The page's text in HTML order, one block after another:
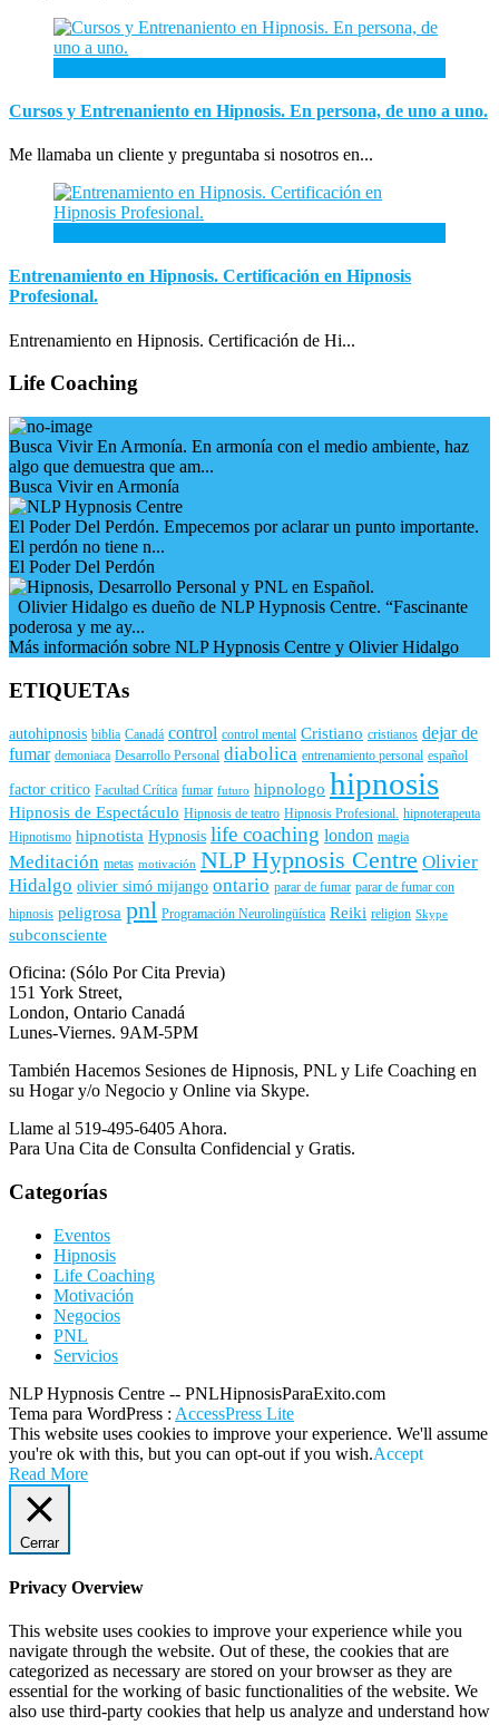
Cursos y Entrenaniento en Hipnosis. En persona, de uno a uno.
Me llamaba un cliente y preguntaba si nosotros en...
Entrenamiento en Hipnosis. Certificación en Hipnosis
Profesional.
Entrenamiento en Hipnosis. Certificación de Hi...
Life Coaching
Busca Vivir En Armonía. En armonía con el medio ambiente, haz
algo que demuestra que am...
Busca Vivir en Armonía
El Poder Del Perdón. Empecemos por aclarar un punto importante.
El perdón no tiene n...
El Poder Del Perdón
Olivier Hidalgo es dueño de NLP Hypnosis Centre. “Fascinante
poderosa y me ay...
Más información sobre NLP Hypnosis Centre y Olivier Hidalgo
ETIQUETAs
autohipnosis biblia Canadá control control mental Cristiano cristianos dejar de
fumar demoniaca Desarrollo Personal diabolica entrenamiento personal español
factor critico Facultad Crítica fumar futuro hipnologo hipnosis
Hipnosis de Espectáculo Hipnosis de teatro Hipnosis Profesional. hipnoterapeuta
Hipnotismo hipnotista Hypnosis life coaching london magia
Meditación metas motivación NLP Hypnosis Centre Olivier
Hidalgo olivier simó mijango ontario parar de fumar parar de fumar con
hipnosis peligrosa pnl Programación Neurolingüística Reiki religion Skype
subconsciente
Oficina: (Sólo Por Cita Previa)
151 York Street,
London, Ontario Canadá
Lunes-Viernes. 9AM-5PM
También Hacemos Sesiones de Hipnosis, PNL y Life Coaching en
su Hogar y/o Negocio y Online via Skype.
Llame al 519-495-6405 Ahora.
Para Una Cita de Consulta Confidencial y Gratis.
Categorías
Eventos
Hipnosis
Life Coaching
Motivación
Negocios
PNL
Servicios
NLP Hypnosis Centre -- PNLHipnosisParaExito.com
Tema para WordPress : AccessPress Lite
This website uses cookies to improve your experience. We'll assume
you're ok with this, but you can opt-out if you wish.Accept
Read More
Cerrar
Privacy Overview
This website uses cookies to improve your experience while you
navigate through the website. Out of these, the cookies that are
categorized as necessary are stored on your browser as they are
essential for the working of basic functionalities of the website. We
also use third-party cookies that help us analyze and understand how